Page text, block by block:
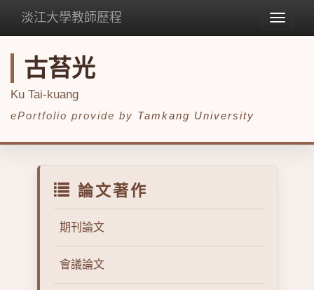
Toggle
淡江大學教師歷程
古苔光
Ku Tai-kuang
ePortfolio provide by Tamkang University
論文著作
期刊論文
會議論文